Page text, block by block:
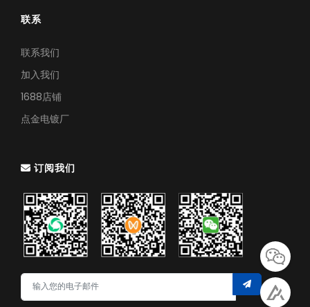
联系
联系我们
加入我们
1688店铺
点金电镀厂
订阅我们